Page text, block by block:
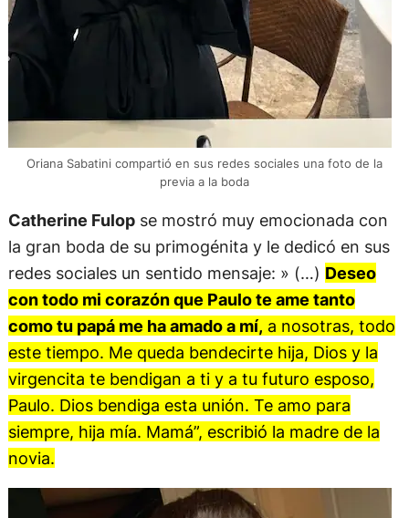
Oriana Sabatini compartió en sus redes sociales una foto de la
previa a la boda
Catherine Fulopse mostró muy emocionada con
la gran boda de su primogénita y le dedicó en sus
redes sociales un sentido mensaje: » (…) Deseo
con todo mi corazón que Paulo te ame tanto
como tu papá me ha amado a mí, a nosotras, todo
este tiempo. Me queda bendecirte hija, Dios y la
virgencita te bendigan a ti y a tu futuro esposo,
Paulo. Dios bendiga esta unión. Te amo para
siempre, hija mía. Mamá”, escribió la madre de la
novia.